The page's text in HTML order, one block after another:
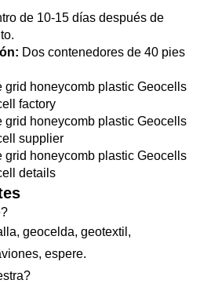
de 10-15 días después de
Dos contenedores de 40 pies
geocelda, geotextil,
espere.